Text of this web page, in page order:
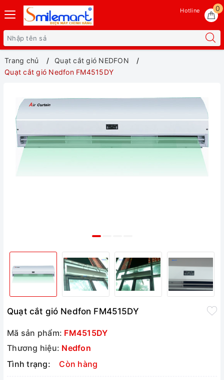
0
Hotline
Trang chủ
Quạt cắt gió NEDFON
Quạt cắt gió Nedfon FM4515DY
Quạt cắt gió Nedfon FM4515DY
Mã sản phẩm: FM4515DY
Thương hiệu: Nedfon
Tình trạng:
Còn hàng